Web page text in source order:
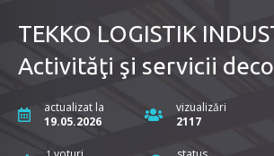
TEKKO LOGISTIK
Activităţi şi servicii
actualizat la
19.05.2026
vizualizări
2117